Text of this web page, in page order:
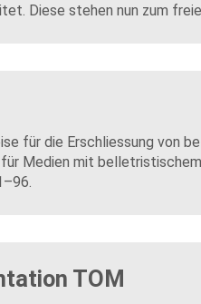
Diese stehen nun zum
für die Erschliessung von
Medien mit
TOM